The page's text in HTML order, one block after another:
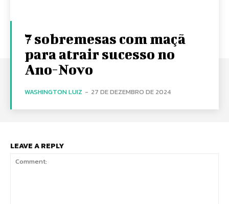
7 sobremesas com maçã
para atrair sucesso no
Ano-Novo
WASHINGTON LUIZ - 27 DE DEZEMBRO DE 2024
LEAVE A REPLY